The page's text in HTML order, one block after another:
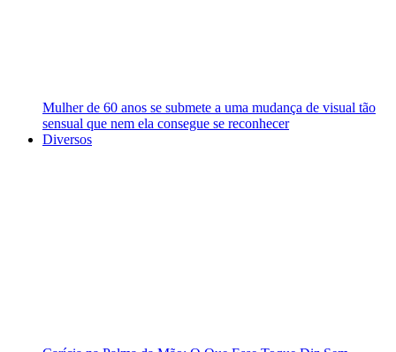
Mulher de 60 anos se submete a uma mudança de visual tão
sensual que nem ela consegue se reconhecer
Diversos